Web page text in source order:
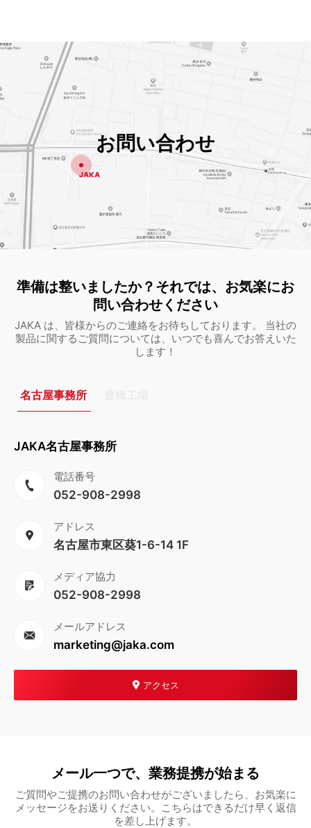
お問い合わせ
準備は整いましたか？それでは、お気楽にお
問い合わせください
JAKA は、皆様からのご連絡をお待ちしております。 当社の
製品に関するご質問については、いつでも喜んでお答えいた
します！
名古屋事務所
JAKA名古屋事務所
電話番号
052-908-2998
アドレス
名古屋市東区葵1-6-14 1F
メディア協力
052-908-2998
メールアドレス
marketing@jaka.com
アクセス
メール一つで、業務提携が始まる
ご質問やご提携のお問い合わせがございましたら、お気楽に
メッセージをお送りください。こちらはできるだけ早く返信
を差し上げます。